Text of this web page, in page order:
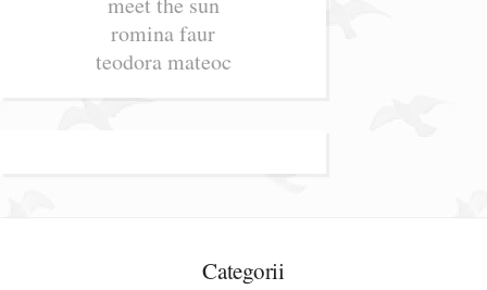
romina faur
teodora mateoc
Categorii